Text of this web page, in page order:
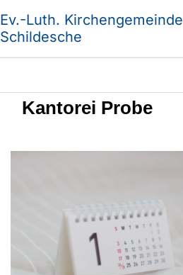
Ev.-Luth. Kirchengemeinde
Schildesche
Kantorei Probe